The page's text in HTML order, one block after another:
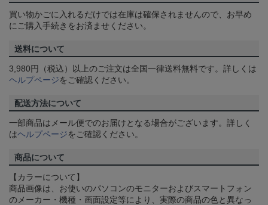
買い物かごに入れるだけでは在庫は確保されませんので、お早め
にご購入手続きをお済ませください。
送料について
3,980円（税込）以上のご注文は全国一律送料無料です。詳しくは
ヘルプページをご確認ください。
配送方法について
一部商品はメール便でのお届けとなる場合がございます。詳しく
はヘルプページをご確認ください。
商品について
【カラーについて】
商品画像は、お使いのパソコンのモニターおよびスマートフォン
のメーカー・機種・画面設定等により、実際の商品の色と異なっ